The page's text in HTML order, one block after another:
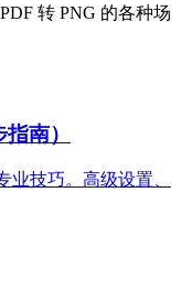
转 PNG 的各种场
南）
业技巧。高级设置、